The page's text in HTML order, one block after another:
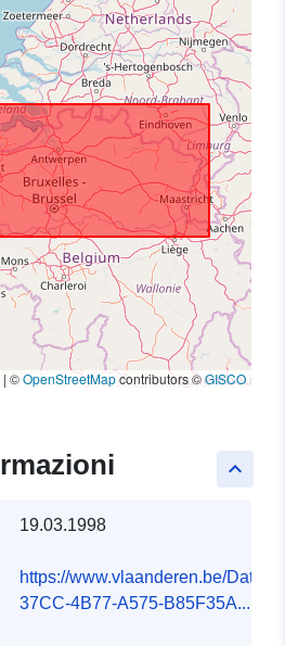
| ©OpenStreetMapcontributors ©GISCO
keyboard_arrow_up
19.03.1998
https://www.vlaanderen.be/
37CC-4B77-A575-B85F35A...